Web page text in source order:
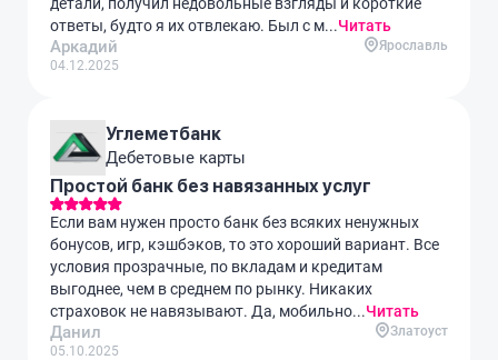
ответы, будто я их отвлекаю. Был с м...Читать
Аркадий
04.12.2025
Ярославль
Углеметбанк
Дебетовые карты
Простой банк без навязанных услуг
Если вам нужен просто банк без всяких ненужных
бонусов, игр, кэшбэков, то это хороший вариант. Все
условия прозрачные, по вкладам и кредитам
выгоднее, чем в среднем по рынку. Никаких
страховок не навязывают. Да, мобильно...Читать
Данил
05.10.2025
Златоуст